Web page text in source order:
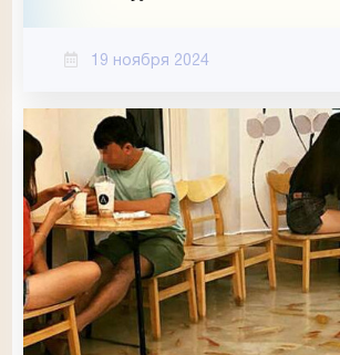
19 ноября 2024